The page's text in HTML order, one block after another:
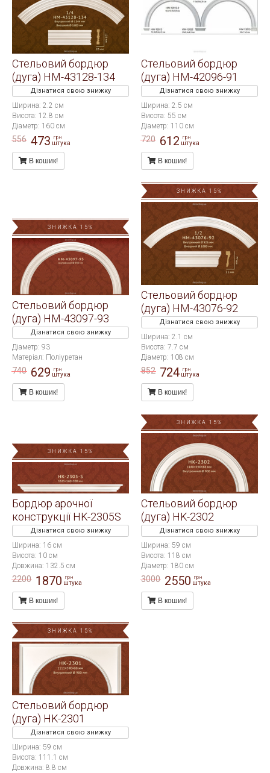
Стельовий бордюр
(дуга) HM-43128-134
Дізнатися свою знижку
Ширина: 2.2 см
Висота: 12.8 см
Діаметр: 160 см
556 473 грн
штука
В кошик!
Стельовий бордюр
(дуга) HM-42096-91
Дізнатися свою знижку
Ширина: 2.5 см
Висота: 55 см
Діаметр: 110 см
720 612 грн
штука
В кошик!
ЗНИЖКА 15%
Стельовий бордюр
(дуга) HM-43097-93
Дізнатися свою знижку
Діаметр: 93
Матеріал: Поліуретан
740 629 грн
штука
В кошик!
ЗНИЖКА 15%
Стельовий бордюр
(дуга) HM-43076-92
Дізнатися свою знижку
Ширина: 2.1 см
Висота: 7.7 см
Діаметр: 108 см
852 724 грн
штука
В кошик!
ЗНИЖКА 15%
Бордюр арочної
конструкції HK-2305S
Дізнатися свою знижку
Ширина: 16 см
Висота: 10 см
Довжина: 132.5 см
2200 1870 грн
штука
В кошик!
ЗНИЖКА 15%
Стельовий бордюр
(дуга) HK-2302
Дізнатися свою знижку
Ширина: 59 см
Висота: 118 см
Діаметр: 180 см
3000 2550 грн
штука
В кошик!
ЗНИЖКА 15%
Стельовий бордюр
(дуга) HK-2301
Дізнатися свою знижку
Ширина: 59 см
Висота: 111.1 см
Довжина: 8.8 см